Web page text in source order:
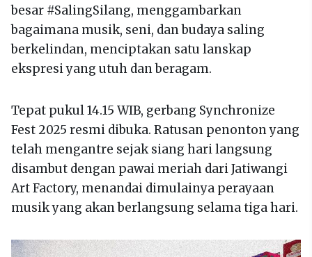
besar #SalingSilang, menggambarkan
bagaimana musik, seni, dan budaya saling
berkelindan, menciptakan satu lanskap
ekspresi yang utuh dan beragam.
Tepat pukul 14.15 WIB, gerbang Synchronize
Fest 2025 resmi dibuka. Ratusan penonton yang
telah mengantre sejak siang hari langsung
disambut dengan pawai meriah dari Jatiwangi
Art Factory, menandai dimulainya perayaan
musik yang akan berlangsung selama tiga hari.